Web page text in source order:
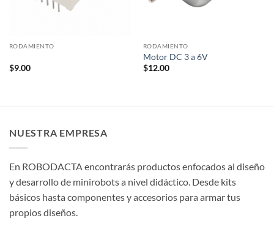
RODAMIENTO
$9.00
RODAMIENTO
Motor DC 3 a 6V
$12.00
NUESTRA EMPRESA
En ROBODACTA encontrarás productos enfocados al diseño
y desarrollo de minirobots a nivel didáctico. Desde kits
básicos hasta componentes y accesorios para armar tus
propios diseños.